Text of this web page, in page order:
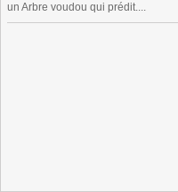
un Arbre voudou qui prédit....